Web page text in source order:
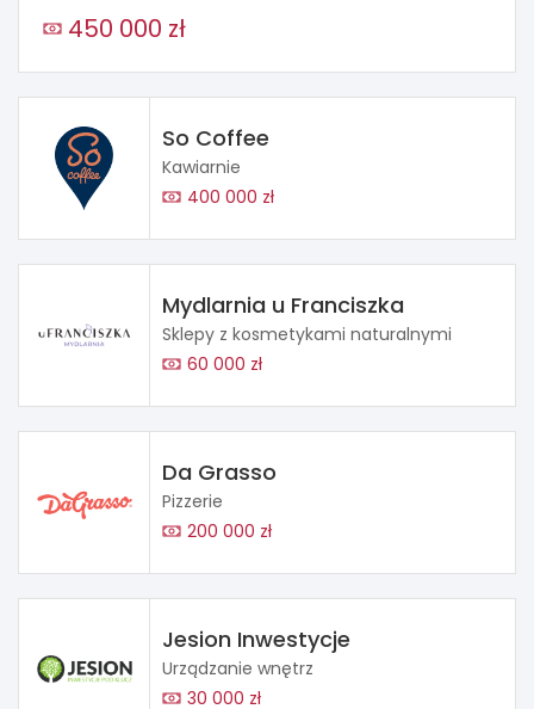
450 000 zł
So Coffee
Kawiarnie
400 000 zł
Mydlarnia u Franciszka
Sklepy z kosmetykami naturalnymi
60 000 zł
Da Grasso
Pizzerie
200 000 zł
Jesion Inwestycje
Urządzanie wnętrz
30 000 zł